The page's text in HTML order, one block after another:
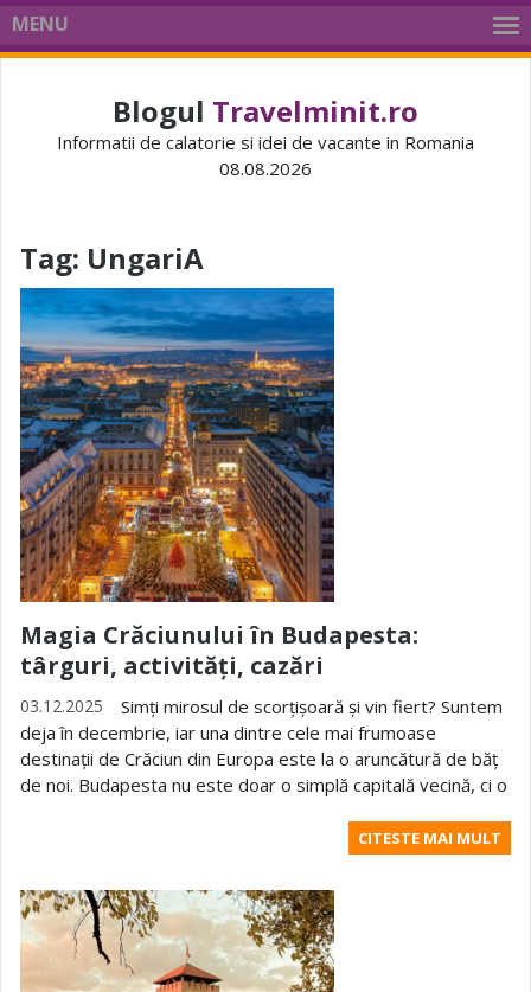
MENU
Blogul Travelminit.ro
Informatii de calatorie si idei de vacante in Romania
08.08.2026
Tag: UngariA
Magia Crăciunului în Budapesta:
târguri, activități, cazări
03.12.2025
Simți mirosul de scorțișoară și vin fiert? Suntem
deja în decembrie, iar una dintre cele mai frumoase
destinații de Crăciun din Europa este la o aruncătură de băț
de noi. Budapesta nu este doar o simplă capitală vecină, ci o
CITESTE MAI MULT